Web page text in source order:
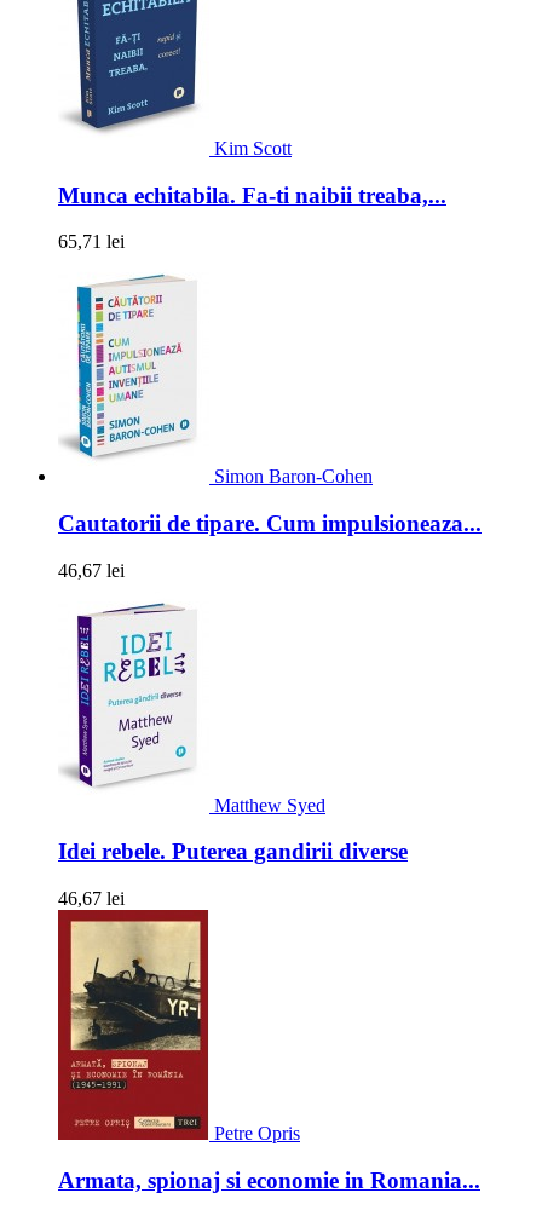
Kim Scott
Munca echitabila. Fa-ti naibii treaba,...
65,71 lei
Simon Baron-Cohen
Cautatorii de tipare. Cum impulsioneaza...
46,67 lei
Matthew Syed
Idei rebele. Puterea gandirii diverse
46,67 lei
Petre Opris
Armata, spionaj si economie in Romania...